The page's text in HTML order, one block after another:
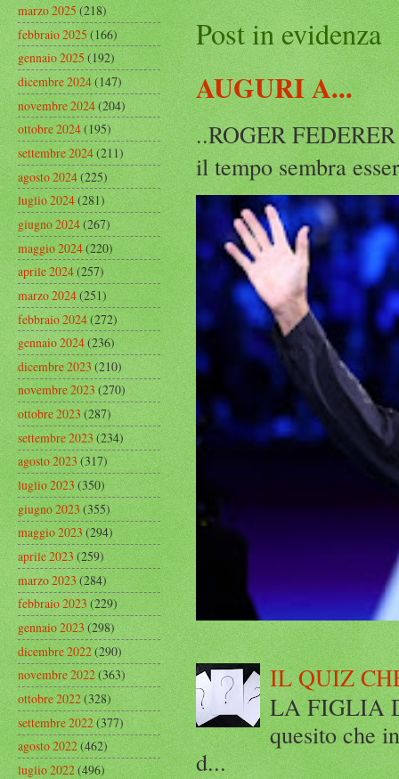
Post in evidenza
AUGURI A...
..ROGER
il tempo sembra
IL QUIZ
LA FIGLIA
quesito che
d...
marzo 2025(218)
febbraio 2025(166)
gennaio 2025(192)
dicembre 2024(147)
novembre 2024(204)
ottobre 2024(195)
settembre 2024(211)
agosto 2024(225)
luglio 2024(281)
giugno 2024(267)
maggio 2024(220)
aprile 2024(257)
marzo 2024(251)
febbraio 2024(272)
gennaio 2024(236)
dicembre 2023(210)
novembre 2023(270)
ottobre 2023(287)
settembre 2023(234)
agosto 2023(317)
luglio 2023(350)
giugno 2023(355)
maggio 2023(294)
aprile 2023(259)
marzo 2023(284)
febbraio 2023(229)
gennaio 2023(298)
dicembre 2022(290)
novembre 2022(363)
ottobre 2022(328)
settembre 2022(377)
agosto 2022(462)
luglio 2022(496)